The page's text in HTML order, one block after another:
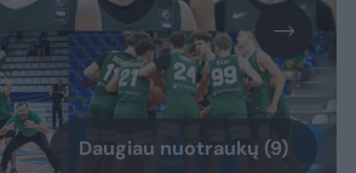
Daugiau nuotraukų (9)